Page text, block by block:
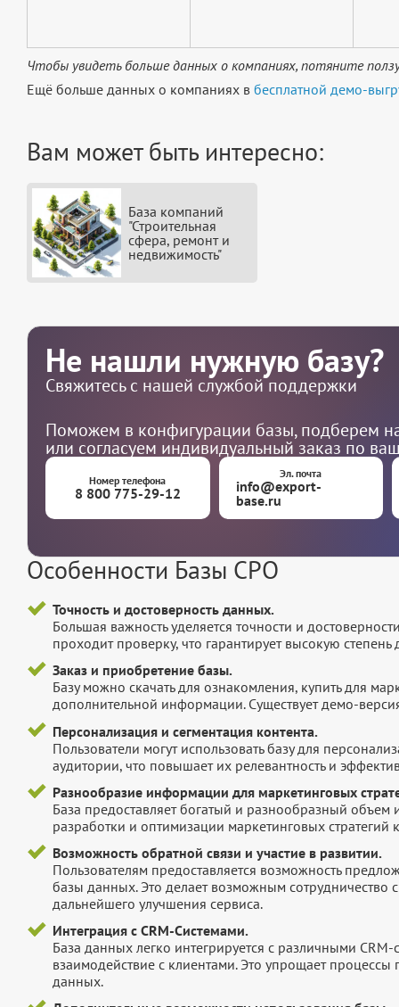
Чтобы увидеть больше данных о компаниях, потяните
Ещё больше данных о компаниях в бесплатной демо-
Вам может быть интересно:
База компаний
"Строительная
сфера, ремонт и
недвижимость"
Не нашли нужную базу?
Свяжитесь с нашей службой поддержки
Поможем в конфигурации базы, подберем
или согласуем индивидуальный заказ по
Номер телефона
8 800 775-29-12
Эл. почта
info@export-
base.ru
Особенности Базы СРО
Точность и достоверность данных.
Большая важность уделяется точности и
проходит проверку, что гарантирует высокую
Заказ и приобретение базы.
Базу можно скачать для ознакомления, купить для
дополнительной информации. Существует демо-
Персонализация и сегментация контента.
Пользователи могут использовать базу для
аудитории, что повышает их релевантность и
Разнообразие информации для маркетинговых
База предоставляет богатый и разнообразный
разработки и оптимизации маркетинговых стратегий
Возможность обратной связи и участие в развитии.
Пользователям предоставляется возможность
базы данных. Это делает возможным сотрудничество
дальнейшего улучшения сервиса.
Интеграция с CRM-Системами.
База данных легко интегрируется с различными
взаимодействие с клиентами. Это упрощает
данных.